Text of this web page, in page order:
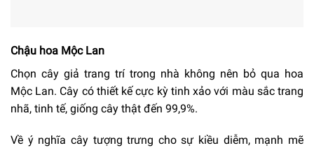
Chậu hoa Mộc Lan
Chọn cây giả trang trí trong nhà không nên bỏ qua hoa
Mộc Lan. Cây có thiết kế cực kỳ tinh xảo với màu sắc trang
nhã, tinh tế, giống cây thật đến 99,9%.
Về ý nghĩa cây tượng trưng cho sự kiều diễm, mạnh mẽ